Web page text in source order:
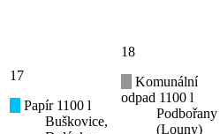
17
Papír 1100 l
Buškovice,
18
Komunální
odpad 1100 l
Podbořany
(Louny)